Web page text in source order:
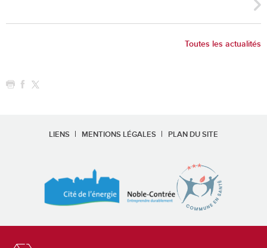
Toutes les actualités
LIENS MENTIONS LÉGALES PLAN DU SITE